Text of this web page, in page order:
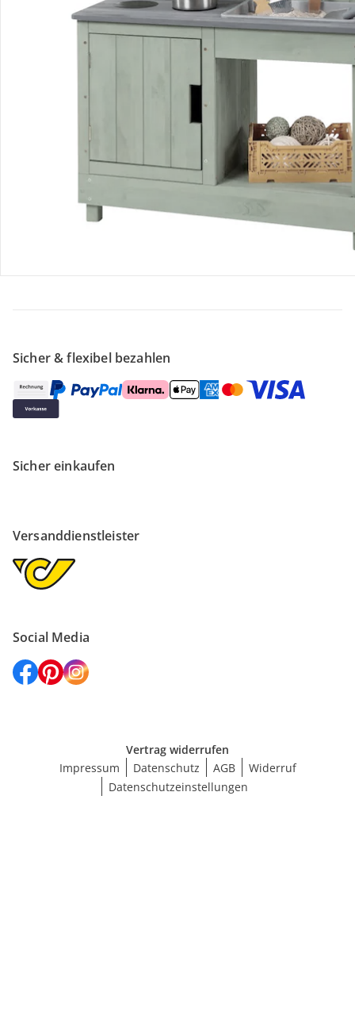
Retoure & Reklamation
Kontakt & Service
Filialen & Beratung
Sicher & flexibel bezahlen
Sicher einkaufen
Versanddienstleister
Social Media
Vertrag widerrufen
Impressum
Datenschutz AGB
Widerruf
Datenschutzeinstellungen